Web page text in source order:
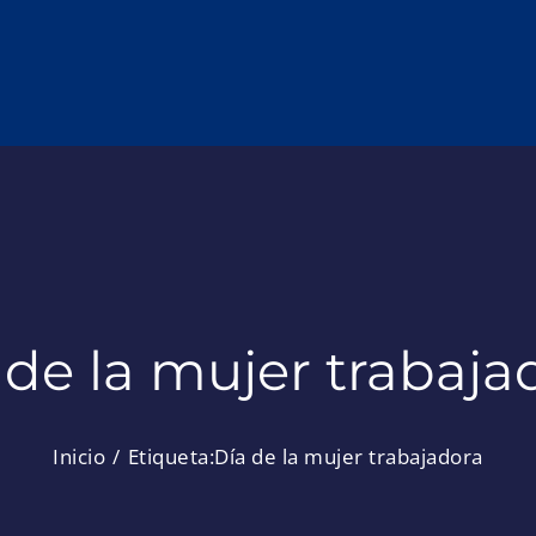
la mujer
Inicio Etiqueta:Día de la mujer trabajadora